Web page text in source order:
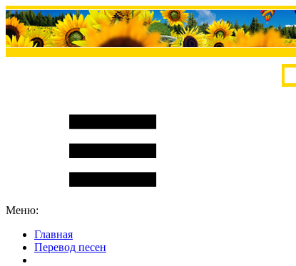
Меню:
Главная
Перевод песен